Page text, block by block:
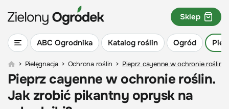
ABC Ogrodnika Katalog roślin Ogród
Sklep
> Pielęgnacja > Ochrona roślin > Pieprz cayenne w ochronie
Pieprz cayenne w ochronie roślin.
Jak zrobić pikantny oprysk na